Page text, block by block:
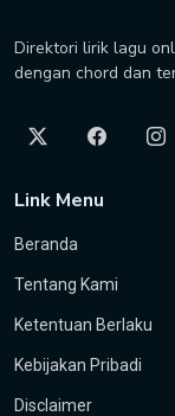
Direktori lirik lagu
dengan chord dan
Link Menu
Beranda
Tentang Kami
Ketentuan Berlaku
Kebijakan Pribadi
Disclaimer